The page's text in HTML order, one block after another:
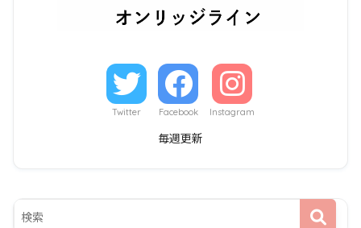
Twitter Facebook Instagram
毎週更新